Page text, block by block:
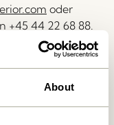
About
oder
+45 44 22 68 88.